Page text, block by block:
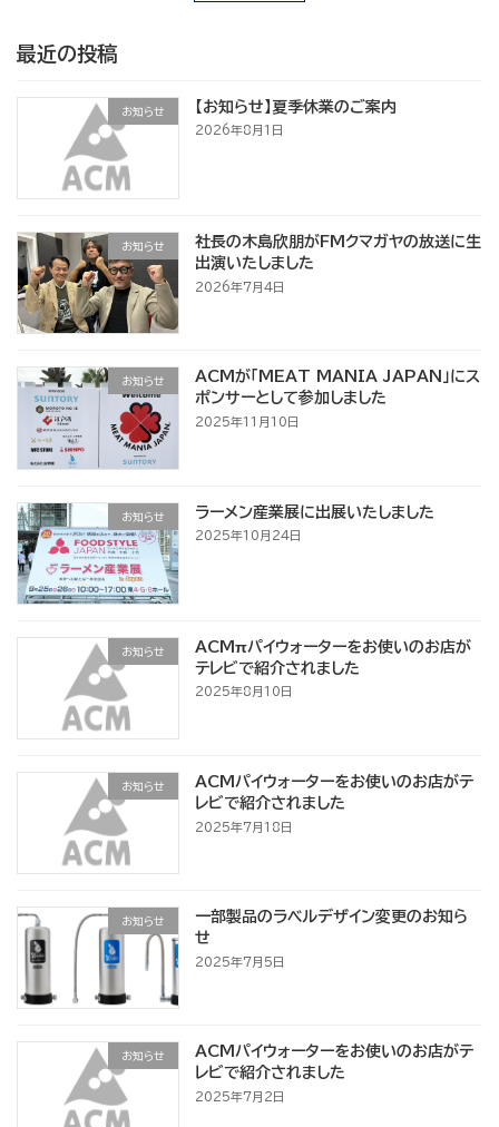
最近の投稿
お知らせ 【お知らせ】夏季休業のご案内
2026年8月1日
お知らせ
社長の木島欣朋がFMクマガヤの放送に生
出演いたしました
2026年7月4日
お知らせ
ACMが「MEAT MANIA JAPAN」にス
ポンサーとして参加しました
2025年11月10日
お知らせ ラーメン産業展に出展いたしました
2025年10月24日
お知らせ
ACMπパイウォーターをお使いのお店が
テレビで紹介されました
2025年8月10日
お知らせ
ACMパイウォーターをお使いのお店がテ
レビで紹介されました
2025年7月18日
お知らせ
一部製品のラベルデザイン変更のお知ら
せ
2025年7月5日
お知らせ
ACMパイウォーターをお使いのお店がテ
レビで紹介されました
2025年7月2日